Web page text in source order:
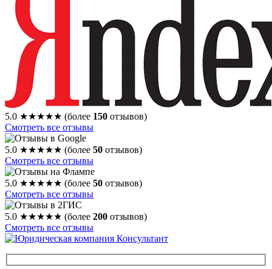
5.0 ★★★★★ (более 150 отзывов)
Смотреть все отзывы
5.0 ★★★★★ (более 50 отзывов)
Смотреть все отзывы
5.0 ★★★★★ (более 50 отзывов)
Смотреть все отзывы
5.0 ★★★★★ (более 200 отзывов)
Смотреть все отзывы